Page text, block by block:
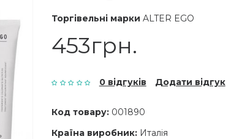
Торгівельні маркиALTER EGO
453грн.
0 відгуків Додати відгук
Код товару: 001890
Країна виробник: Италія